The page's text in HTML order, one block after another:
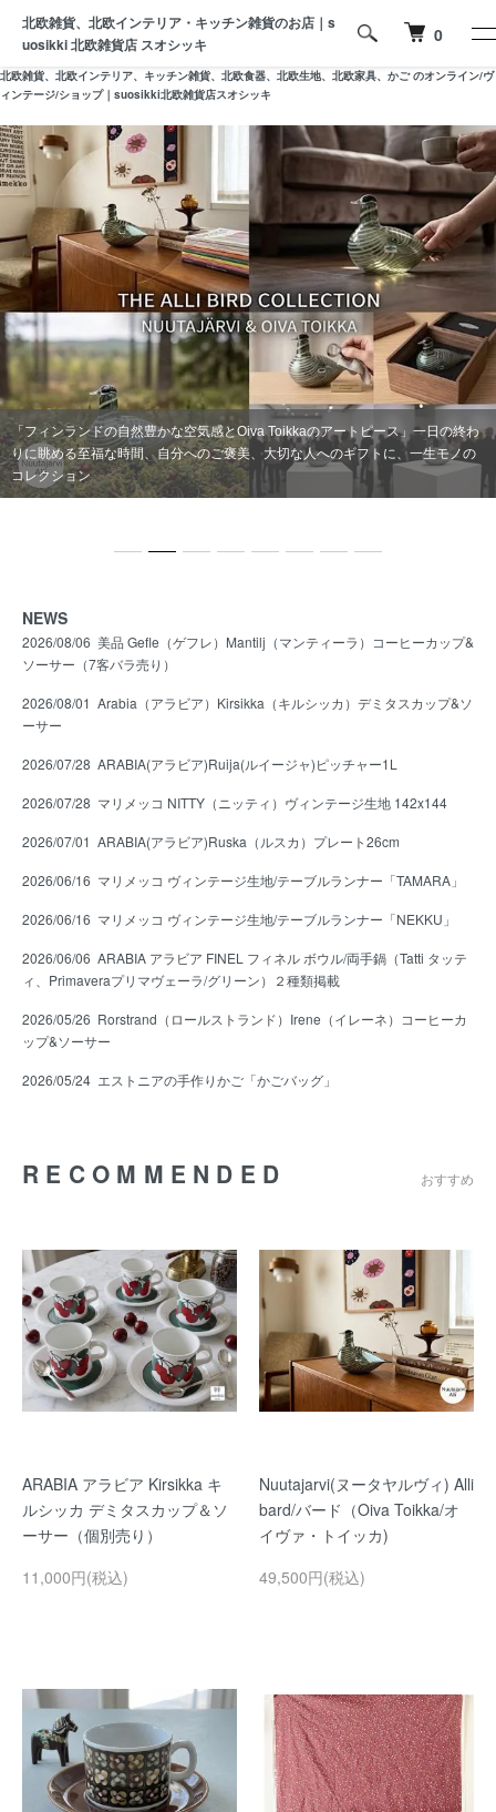
北欧雑貨、北欧インテリア、キッチン雑貨、北欧食器、北欧生地、北欧家具、かご のオンライン/ヴ
ィンテージ/ショップ｜suosikki北欧雑貨店スオシッキ
北欧雑貨、北欧インテリア・キッチン雑貨のお店｜s
uosikki 北欧雑貨店 スオシッキ
0
「フィンランドの自然豊かな空気感とOiva Toikkaのアートピース」一日の終わ
りに眺める至福な時間、自分へのご褒美、大切な人へのギフトに、一生モノの
コレクション
NEWS
2026/08/06 美品 Gefle（ゲフレ）Mantilj（マンティーラ）コーヒーカップ&
ソーサー（7客バラ売り）
2026/08/01 Arabia（アラビア）Kirsikka（キルシッカ）デミタスカップ&ソ
ーサー
2026/07/28 ARABIA(アラビア)Ruija(ルイージャ)ピッチャー1L
2026/07/28 マリメッコ NITTY（ニッティ）ヴィンテージ生地 142x144
2026/07/01 ARABIA(アラビア)Ruska（ルスカ）プレート26cm
2026/06/16 マリメッコ ヴィンテージ生地/テーブルランナー「TAMARA」
2026/06/16 マリメッコ ヴィンテージ生地/テーブルランナー「NEKKU」
2026/06/06 ARABIA アラビア FINEL フィネル ボウル/両手鍋（Tatti タッテ
ィ、Primaveraプリマヴェーラ/グリーン）２種類掲載
2026/05/26 Rorstrand（ロールストランド）Irene（イレーネ）コーヒーカ
ップ&ソーサー
2026/05/24 エストニアの手作りかご「かごバッグ」
RECOMMENDED おすすめ
ARABIA アラビア Kirsikka キ
ルシッカ デミタスカップ＆ソ
ーサー（個別売り）
11,000円(税込)
Nuutajarvi(ヌータヤルヴィ) Alli
bard/バード（Oiva Toikka/オ
イヴァ・トイッカ)
49,500円(税込)